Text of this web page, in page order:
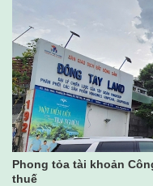
Phong tỏa tài khoản
thuế